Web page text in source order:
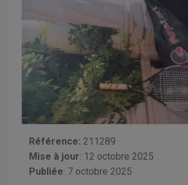
Référence: 211289
Mise à jour: 12 octobre 2025
Publiée: 7 octobre 2025